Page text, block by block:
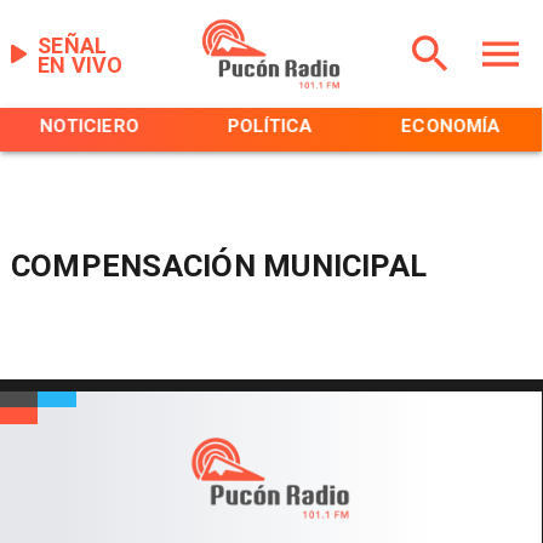
EN VIVO
SEÑAL
NOTICIERO POLÍTICA ECONOMÍA
COMPENSACIÓN MUNICIPAL